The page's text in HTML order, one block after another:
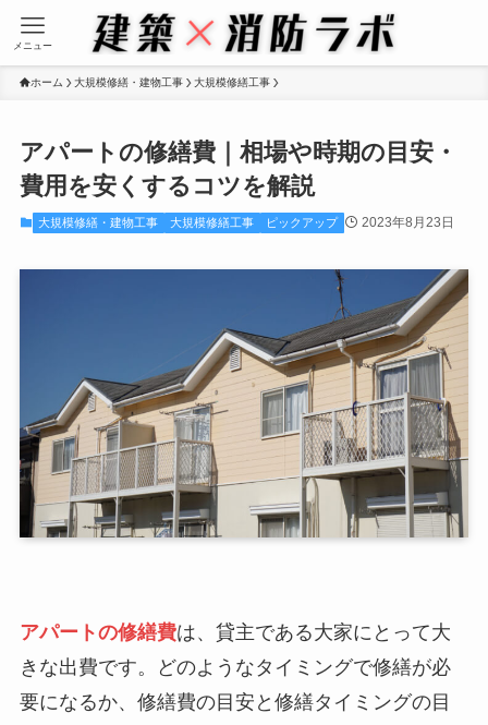
メニュー
ホーム 大規模修繕・建物工事 大規模修繕工事
アパートの修繕費｜相場や時期の目安・
費用を安くするコツを解説
大規模修繕・建物工事 大規模修繕工事 ピックアップ 2023年8月23日
アパートの修繕費は、貸主である大家にとって大
きな出費です。どのようなタイミングで修繕が必
要になるか、修繕費の目安と修繕タイミングの目